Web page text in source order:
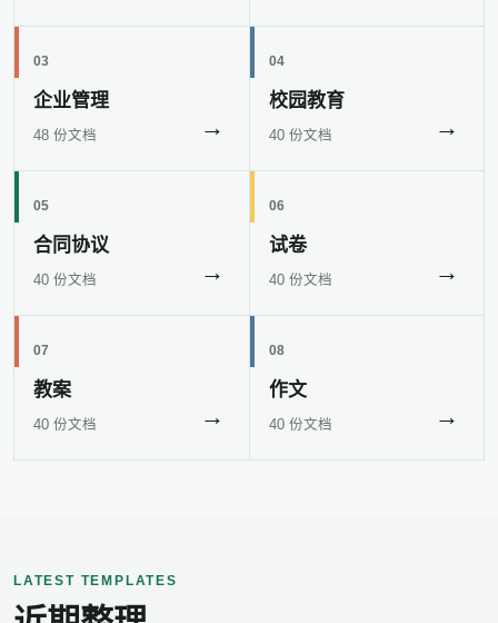
03
企业管理
48 份文档 →
04
校园教育
40 份文档 →
05
合同协议
40 份文档 →
06
试卷
40 份文档 →
07
教案
40 份文档 →
08
作文
40 份文档 →
LATEST TEMPLATES